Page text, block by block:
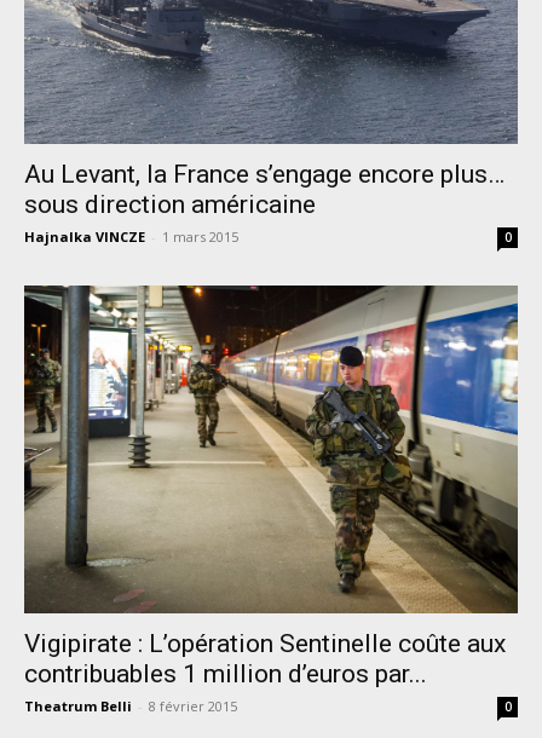
Au Levant, la France s’engage encore plus…
sous direction américaine
Hajnalka VINCZE - 1 mars 2015 0
Vigipirate : L’opération Sentinelle coûte aux
contribuables 1 million d’euros par...
Theatrum Belli - 8 février 2015 0